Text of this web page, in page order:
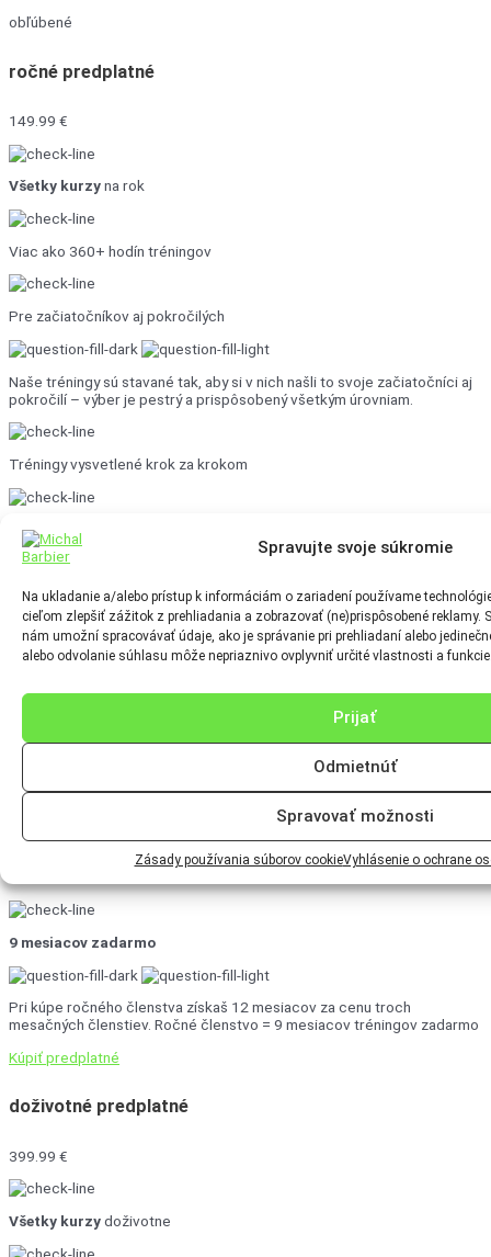
Spravujte svoje súkromie
Na ukladanie a/alebo prístup k informáciám o zariadení používame
cieľom zlepšiť zážitok z prehliadania a zobrazovať (ne)prispôsobené reklamy.
nám umožní spracovávať údaje, ako je správanie pri prehliadaní alebo
alebo odvolanie súhlasu môže nepriaznivo ovplyvniť určité vlastnosti a
Prijať
Odmietnúť
Spravovať možnosti
Zásady používania súborov cookieVyhlásenie o ochrane
obľúbené
ročné predplatné
149.99 €
Všetky kurzyna rok
Viac ako 360+ hodín tréningov
Pre začiatočníkov aj pokročilých
Naše tréningy sú stavané tak, aby si v nich našli to svoje začiatočníci aj
pokročilí – výber je pestrý a prispôsobený všetkým úrovniam.
Tréningy vysvetlené krok za krokom
Platba raz ročne
Každých 365 dní sa ti automaticky obnoví členstvo, aby si mal plynulý
prístup ku všetkým tréningom. Žiadne viazanie – predplatné môžeš
zrušiť kedykoľvek, jedným klikom
Nový obsah zdarma
Za jeden tréning s trénerom v posilke dáš minimálne 20 €. U nás máš za
zlomok tej ceny prístup ku kompletnej online platforme – s
premysleným systémom a špičkovým trénerom, ktorý ťa vedie krok za
9 mesiacov zadarmo
Pri kúpe ročného členstva získaš 12 mesiacov za cenu troch
mesačných členstiev. Ročné členstvo = 9 mesiacov tréningov zadarmo
Kúpiť predplatné
doživotné predplatné
399.99 €
Všetky kurzydoživotne